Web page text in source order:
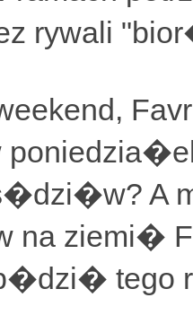
rywali
A
na
tego